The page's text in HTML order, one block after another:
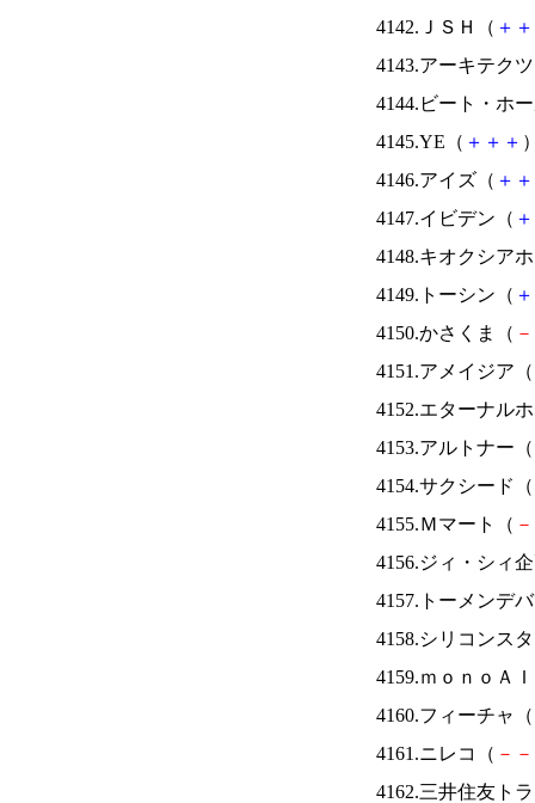
4142.ＪＳＨ（ ＋ ＋
4143.アーキテク
4144.ビート・ホ
4145.YE（ ＋ ＋ ＋
4146.アイズ（ ＋ ＋
4147.イビデン（ ＋
4148.キオクシア
4149.トーシン（ ＋
4150.かさくま（ －
4151.アメイジア（
4152.エターナル
4153.アルトナー（
4154.サクシード（
4155.Ｍマート（ －
4156.ジィ・シィ
4157.トーメンデ
4158.シリコンス
4159.ｍｏｎｏＡ
4160.フィーチャ（
4161.ニレコ（ － －
4162.三井住友ト